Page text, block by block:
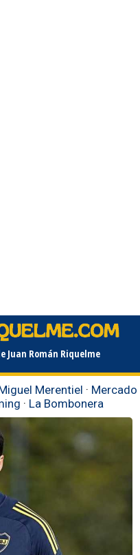
Juan Román Riquelme
Merentiel · Mercado
· La Bombonera